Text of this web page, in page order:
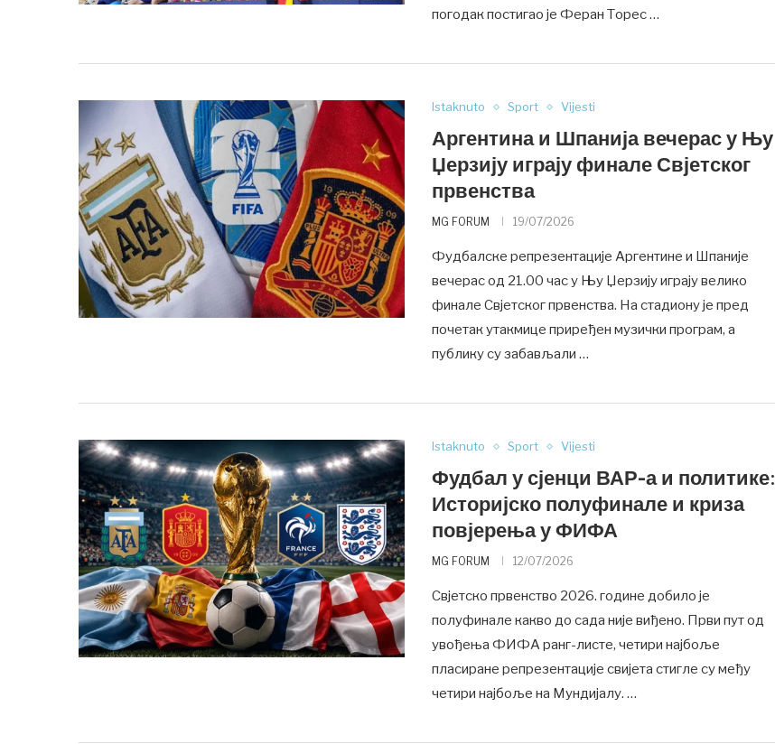
погодак постигао је Феран Торес …
Istaknuto Sport Vijesti
Аргентина и Шпанија вечерас у Њу
Џерзију играју финале Свјетског
првенства
MG FORUM 19/07/2026
Фудбалске репрезентације Аргентине и Шпаније
вечерас од 21.00 час у Њу Џерзију играју велико
финале Свјетског првенства. На стадиону је пред
почетак утакмице приређен музички програм, а
публику су забављали …
Istaknuto Sport Vijesti
Фудбал у сјенци ВАР-а и политике:
Историјско полуфинале и криза
повјерења у ФИФА
MG FORUM 12/07/2026
Свјетско првенство 2026. године добило је
полуфинале какво до сада није виђено. Први пут од
увођења ФИФА ранг-листе, четири најбоље
пласиране репрезентације свијета стигле су међу
четири најбоље на Мундијалу. …